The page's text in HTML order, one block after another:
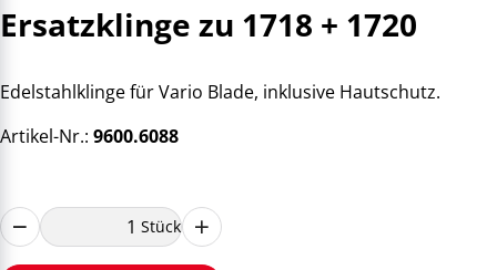
Ersatzklinge zu 1718 + 1720
Edelstahlklinge für Vario Blade, inklusive Hautschutz.
Artikel-Nr.: 9600.6088
Stück